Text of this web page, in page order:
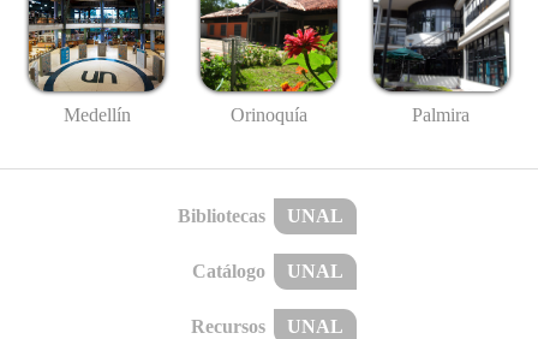
Medellín Orinoquía Palmira
Bibliotecas UNAL
Catálogo UNAL
Recursos UNAL